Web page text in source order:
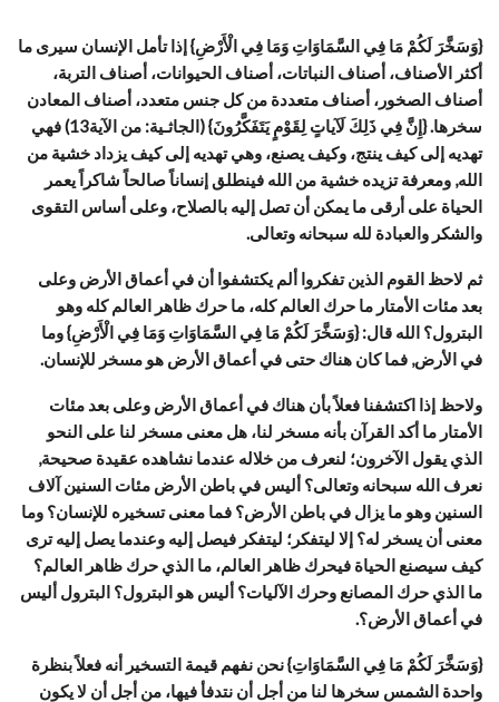
{وَسَخَّرَ لَكُمْ مَا فِي السَّمَاوَاتِ وَمَا فِي الْأَرْضِ} إذا تأمل الإنسان سيرى ما
أكثر الأصناف، أصناف النباتات، أصناف الحيوانات، أصناف التربة،
أصناف الصخور، أصناف متعددة من كل جنس متعدد، أصناف المعادن
سخرها. {إِنَّ فِي ذَلِكَ لَآياتٍ لِقَوْمٍ يَتَفَكَّرُونَ} (الجاثـية: من الآية13) فهي
تهديه إلى كيف ينتج، وكيف يصنع، وهي تهديه إلى كيف يزداد خشية من
الله, ومعرفة تزيده خشية من الله فينطلق إنساناً صالحاً شاكراً يعمر
الحياة على أرقى ما يمكن أن تصل إليه بالصلاح، وعلى أساس التقوى
والشكر والعبادة لله سبحانه وتعالى.
ثم لاحظ القوم الذين تفكروا ألم يكتشفوا أن في أعماق الأرض وعلى
بعد مئات الأمتار ما حرك العالم كله، ما حرك ظاهر العالم كله وهو
البترول؟ الله قال: {وَسَخَّرَ لَكُمْ مَا فِي السَّمَاوَاتِ وَمَا فِي الْأَرْضِ} وما
في الأرض, فما كان هناك حتى في أعماق الأرض هو مسخر للإنسان.
ولاحظ إذا اكتشفنا فعلاً بأن هناك في أعماق الأرض وعلى بعد مئات
الأمتار ما أكد القرآن بأنه مسخر لنا، هل معنى مسخر لنا على النحو
الذي يقول الآخرون؛ لنعرف من خلاله عندما نشاهده عقيدة صحيحة,
نعرف الله سبحانه وتعالى؟ أليس في باطن الأرض مئات السنين آلاف
السنين وهو ما يزال في باطن الأرض؟ فما معنى تسخيره للإنسان؟ وما
معنى أن يسخر له؟ إلا ليتفكر؛ ليتفكر فيصل إليه وعندما يصل إليه ترى
كيف سيصنع الحياة فيحرك ظاهر العالم، ما الذي حرك ظاهر العالم؟
ما الذي حرك المصانع وحرك الآليات؟ أليس هو البترول؟ البترول أليس
في أعماق الأرض؟.
{وَسَخَّرَ لَكُمْ مَا فِي السَّمَاوَاتِ} نحن نفهم قيمة التسخير أنه فعلاً بنظرة
واحدة الشمس سخرها لنا من أجل أن نتدفأ فيها، من أجل أن لا يكون